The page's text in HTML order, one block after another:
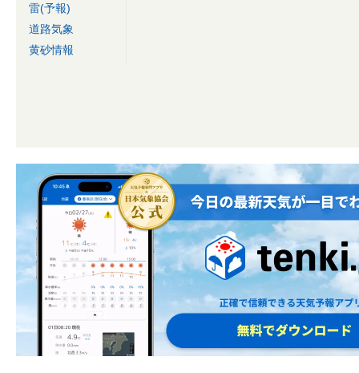
雷(予報)
道路気象
黄砂情報